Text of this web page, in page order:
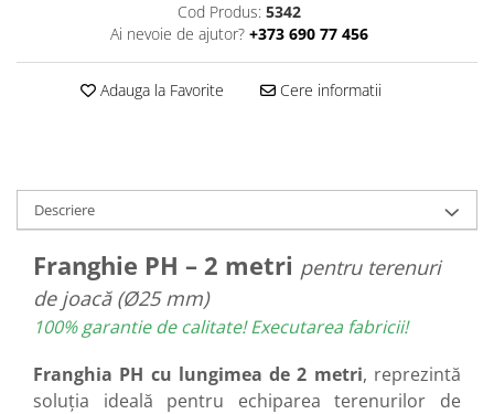
Cod Produs: 5342
Ai nevoie de ajutor? +373 690 77 456
Adauga la Favorite Cere informatii
Descriere
Franghie PH – 2 metri pentru terenuri
de joacă (Ø25 mm)
100% garantie de calitate! Executarea fabricii!
Franghia PH cu lungimea de 2 metri, reprezintă
soluția ideală pentru echiparea terenurilor de